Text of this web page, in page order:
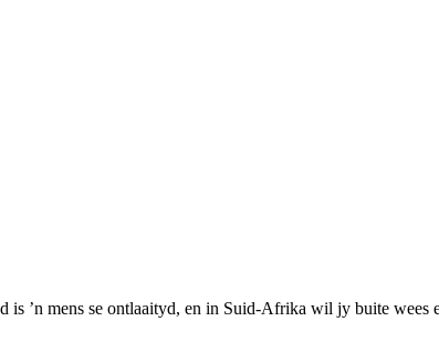
’n mens se ontlaaityd, en in Suid-Afrika wil jy buite